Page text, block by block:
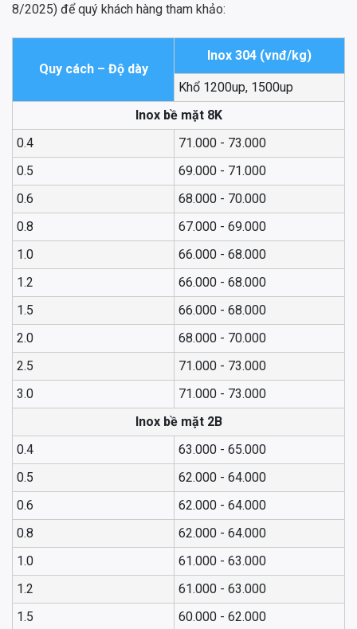
8/2025) để quý khách hàng tham khảo:
Quy cách – Độ dày
Inox 304 (vnđ/kg)
Khổ 1200up, 1500up
Inox bề mặt 8K
0.4
71.000 - 73.000
0.5
69.000 - 71.000
0.6
68.000 - 70.000
0.8
67.000 - 69.000
1.0
66.000 - 68.000
1.2
66.000 - 68.000
1.5
66.000 - 68.000
2.0
68.000 - 70.000
2.5
71.000 - 73.000
3.0
71.000 - 73.000
Inox bề mặt 2B
0.4
63.000 - 65.000
0.5
62.000 - 64.000
0.6
62.000 - 64.000
0.8
62.000 - 64.000
1.0
61.000 - 63.000
1.2
61.000 - 63.000
1.5
60.000 - 62.000